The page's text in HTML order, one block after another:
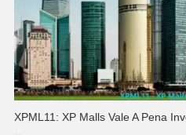
XPML11: XP Malls Vale A Pena